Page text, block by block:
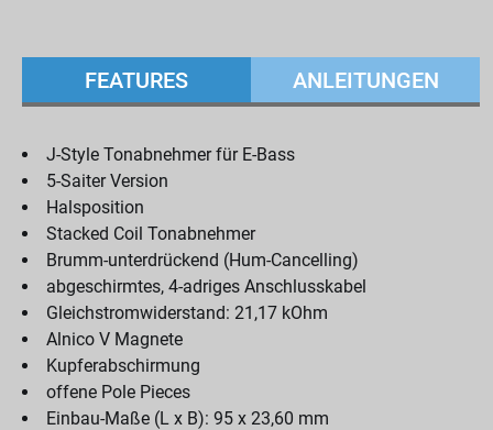
FEATURES ANLEITUNGEN
J-Style Tonabnehmer für E-Bass
5-Saiter Version
Halsposition
Stacked Coil Tonabnehmer
Brumm-unterdrückend (Hum-Cancelling)
abgeschirmtes, 4-adriges Anschlusskabel
Gleichstromwiderstand: 21,17 kOhm
Alnico V Magnete
Kupferabschirmung
offene Pole Pieces
Einbau-Maße (L x B): 95 x 23,60 mm